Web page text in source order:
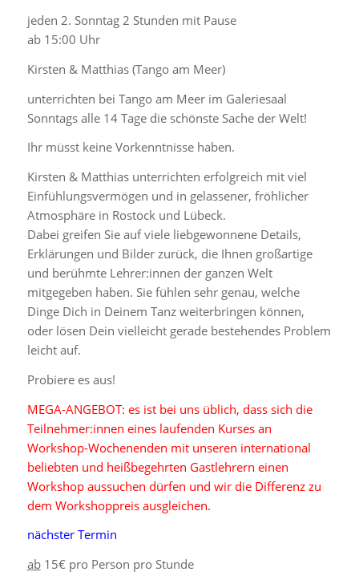
jeden 2. Sonntag 2 Stunden mit Pause
ab 15:00 Uhr
Kirsten & Matthias (Tango am Meer)
unterrichten bei Tango am Meer im Galeriesaal
Sonntags alle 14 Tage die schönste Sache der Welt!
Ihr müsst keine Vorkenntnisse haben.
Kirsten & Matthias unterrichten erfolgreich mit viel
Einfühlungsvermögen und in gelassener, fröhlicher
Atmosphäre in Rostock und Lübeck.
Dabei greifen Sie auf viele liebgewonnene Details,
Erklärungen und Bilder zurück, die Ihnen großartige
und berühmte Lehrer:innen der ganzen Welt
mitgegeben haben. Sie fühlen sehr genau, welche
Dinge Dich in Deinem Tanz weiterbringen können,
oder lösen Dein vielleicht gerade bestehendes Problem
leicht auf.
Probiere es aus!
MEGA-ANGEBOT: es ist bei uns üblich, dass sich die
Teilnehmer:innen eines laufenden Kurses an
Workshop-Wochenenden mit unseren international
beliebten und heißbegehrten Gastlehrern einen
Workshop aussuchen dürfen und wir die Differenz zu
dem Workshoppreis ausgleichen.
nächster Termin
ab15€ pro Person pro Stunde